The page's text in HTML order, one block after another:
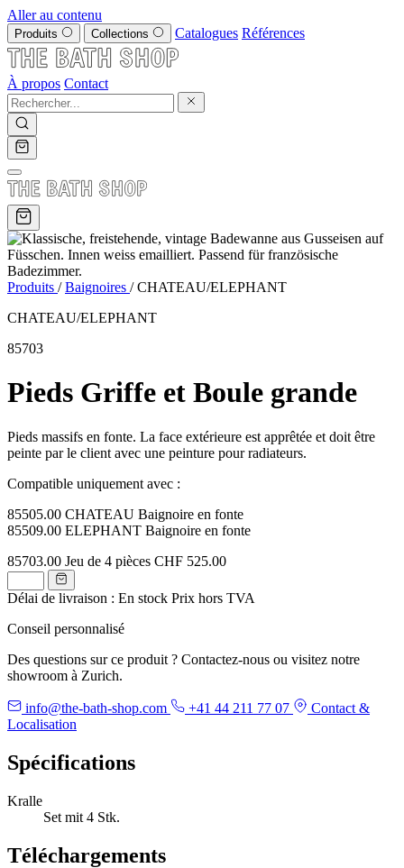
Aller au contenu
Produits Collections Catalogues Références
À propos Contact
Produits / Baignoires / CHATEAU/ELEPHANT
CHATEAU/ELEPHANT
85703
Pieds Griffe et Boule grande
Pieds massifs en fonte. La face extérieure est apprêtée et doit être
peinte par le client avec une peinture pour radiateurs.
Compatible uniquement avec :
85505.00 CHATEAU Baignoire en fonte
85509.00 ELEPHANT Baignoire en fonte
85703.00 Jeu de 4 pièces CHF 525.00
Délai de livraison : En stock Prix hors TVA
Conseil personnalisé
Des questions sur ce produit ? Contactez-nous ou visitez notre
showroom à Zurich.
info@the-bath-shop.com +41 44 211 77 07
Contact &
Localisation
Spécifications
Kralle
Set mit 4 Stk.
Téléchargements